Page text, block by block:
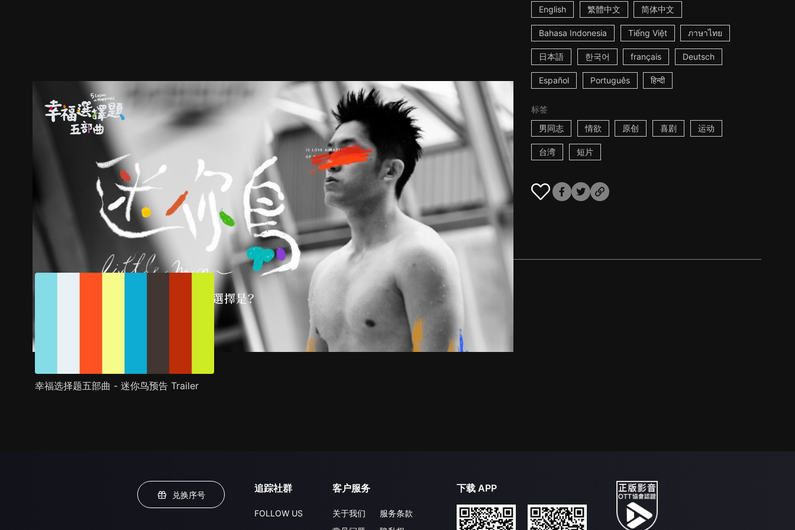
English 繁體中文 简体中文
Bahasa Indonesia Tiếng Việt ภาษาไทย
日本語 한국어 français Deutsch
Español Português हिन्दी
标签
男同志
情欲 原创 喜剧 运动
台湾 短片
幸福选择题五部曲 - 迷你鸟预告 Trailer
兑换序号
追踪社群
FOLLOW US
客户服务
关于我们
服务条款
下载 APP